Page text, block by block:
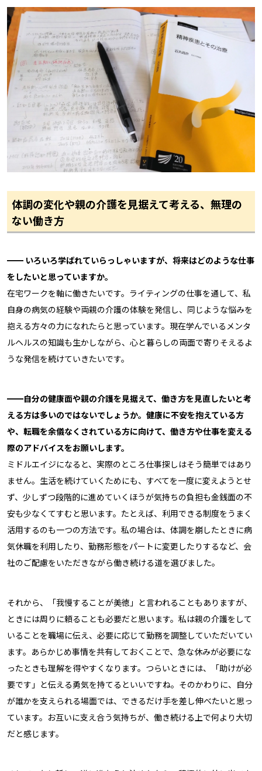
体調の変化や親の介護を見据えて考える、無理の
ない働き方
━━ いろいろ学ばれていらっしゃいますが、将来はどのような仕事
をしたいと思っていますか。
在宅ワークを軸に働きたいです。ライティングの仕事を通して、私
自身の病気の経験や両親の介護の体験を発信し、同じような悩みを
抱える方々の力になれたらと思っています。現在学んでいるメンタ
ルヘルスの知識も生かしながら、心と暮らしの両面で寄りそえるよ
うな発信を続けていきたいです。
━━自分の健康面や親の介護を見据えて、働き方を見直したいと考
える方は多いのではないでしょうか。健康に不安を抱えている方
や、転職を余儀なくされている方に向けて、働き方や仕事を変える
際のアドバイスをお願いします。
ミドルエイジになると、実際のところ仕事探しはそう簡単ではあり
ません。生活を続けていくためにも、すべてを一度に変えようとせ
ず、少しずつ段階的に進めていくほうが気持ちの負担も金銭面の不
安も少なくてすむと思います。たとえば、利用できる制度をうまく
活用するのも一つの方法です。私の場合は、体調を崩したときに病
気休職を利用したり、勤務形態をパートに変更したりするなど、会
社のご配慮をいただきながら働き続ける道を選びました。
それから、「我慢することが美徳」と言われることもありますが、
ときには周りに頼ることも必要だと思います。私は親の介護をして
いることを職場に伝え、必要に応じて勤務を調整していただいてい
ます。あらかじめ事情を共有しておくことで、急な休みが必要にな
ったときも理解を得やすくなります。つらいときには、「助けが必
要です」と伝える勇気を持てるといいですね。そのかわりに、自分
が誰かを支えられる場面では、できるだけ手を差し伸べたいと思っ
ています。お互いに支え合う気持ちが、働き続ける上で何より大切
だと感じます。